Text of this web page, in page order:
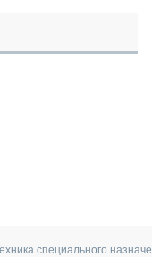
специального